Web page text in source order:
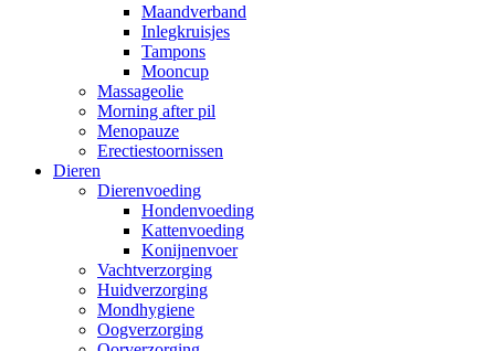
Maandverband
Inlegkruisjes
Tampons
Mooncup
Massageolie
Morning after pil
Menopauze
Erectiestoornissen
Dieren
Dierenvoeding
Hondenvoeding
Kattenvoeding
Konijnenvoer
Vachtverzorging
Huidverzorging
Mondhygiene
Oogverzorging